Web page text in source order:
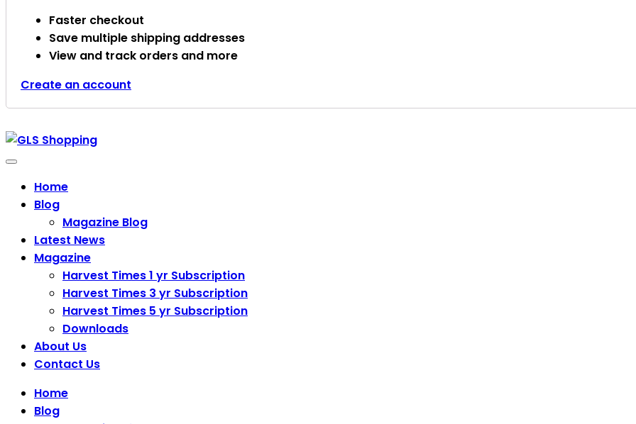
Faster checkout
Save multiple shipping addresses
View and track orders and more
Create an account
Categories
Home
Blog
Magazine Blog
Latest News
Magazine
Harvest Times 1 yr Subscription
Harvest Times 3 yr Subscription
Harvest Times 5 yr Subscription
Downloads
About Us
Contact Us
Home
Blog